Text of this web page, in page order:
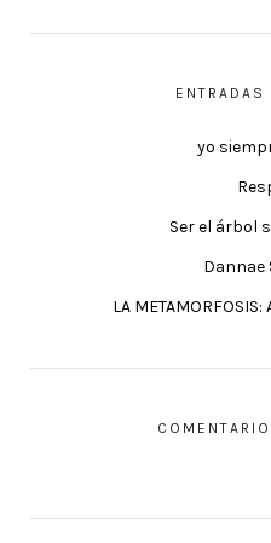
ENTRADAS
yo
Ser el árbol
Dannae
LA